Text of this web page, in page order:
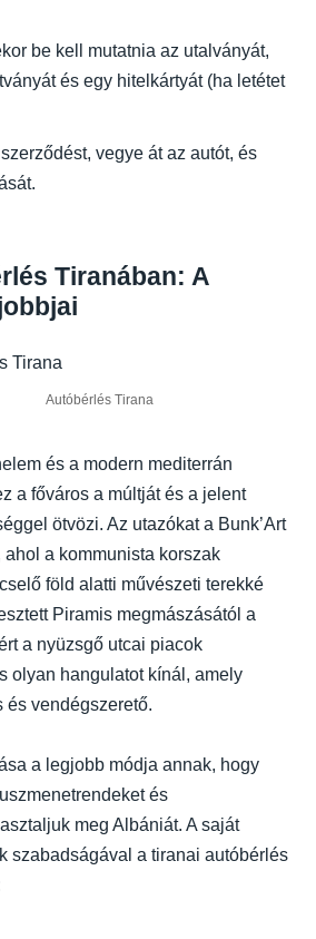
be kell mutatnia az utalványát,
és egy hitelkártyát (ha letétet
vegye át az autót, és
Tiranában: A
Autóbérlés Tirana
és a modern mediterrán
a főváros a múltját és a jelent
ötvözi. Az utazókat a Bunk’Art
a kommunista korszak
föld alatti művészeti terekké
Piramis megmászásától a
a nyüzsgő utcai piacok
olyan hangulatot kínál, amely
és vendégszerető.
a legjobb módja annak, hogy
és
meg Albániát. A saját
szabadságával a tiranai autóbérlés